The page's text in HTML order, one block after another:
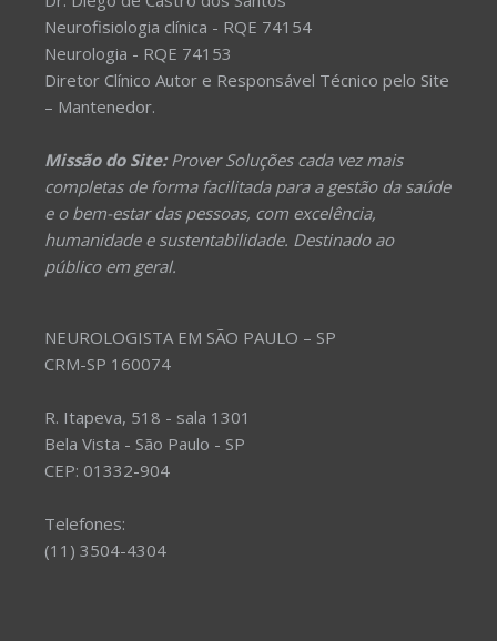
Neurofisiologia clínica - RQE 74154
Neurologia - RQE 74153
Diretor Clínico Autor e Responsável Técnico pelo Site
– Mantenedor.
Missão do Site:Prover Soluções cada vez mais
completas de forma facilitada para a gestão da saúde
e o bem-estar das pessoas, com excelência,
humanidade e sustentabilidade. Destinado ao
público em geral.
NEUROLOGISTA EM SÃO PAULO – SP
CRM-SP 160074
R. Itapeva, 518 - sala 1301
Bela Vista - São Paulo - SP
CEP: 01332-904
Telefones:
(11) 3504-4304